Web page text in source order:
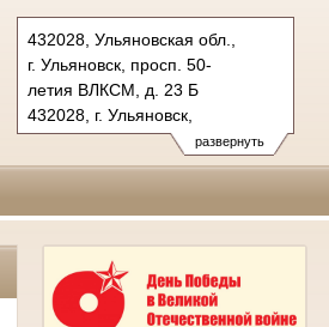
развернуть
432028, Ульяновская обл.,
г. Ульяновск, просп. 50-
летия ВЛКСМ, д. 23 Б
432028, г. Ульяновск,
проезд Полбина, д. 18
Тел.: (8422) 45-28-76 (прием.),
zasvijajskiy.uln@sudrf.ru